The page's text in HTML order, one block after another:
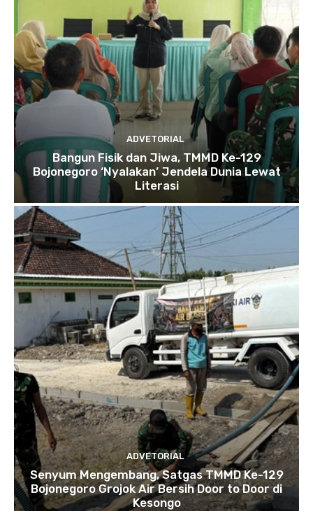
ADVETORIAL
Bangun Fisik dan Jiwa, TMMD Ke-129
Bojonegoro ‘Nyalakan’ Jendela Dunia Lewat
Literasi
ADVETORIAL
Senyum Mengembang, Satgas TMMD Ke-129
Bojonegoro Grojok Air Bersih Door to Door di
Kesongo